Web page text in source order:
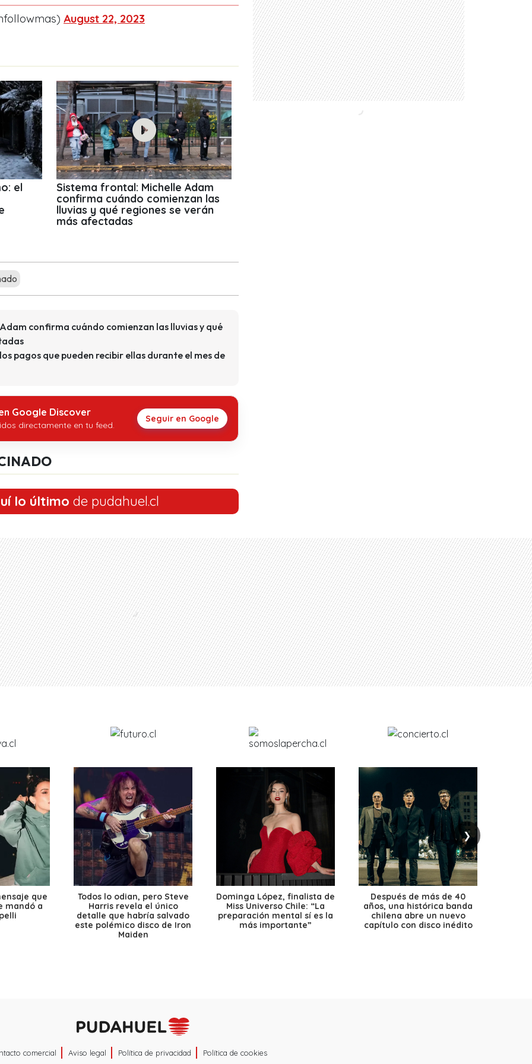
August 22, 2023
el
Sistema frontal: Michelle Adam
confirma cuándo comienzan las
lluvias y qué regiones se verán
más afectadas
confirma cuándo comienzan las lluvias y qué
pagos que pueden recibir ellas durante el mes de
Google Discover
directamente en tu feed.
Seguir en Google
lo último de pudahuel.cl
❯
que
mandó a
Todos lo odian, pero Steve
Harris revela el único
detalle que habría salvado
este polémico disco de Iron
Maiden
Dominga López, finalista de
Miss Universo Chile: “La
preparación mental sí es la
más importante”
Después de más de 40
años, una histórica banda
chilena abre un nuevo
capítulo con disco inédito
comercial Aviso legal Política de privacidad Política de cookies